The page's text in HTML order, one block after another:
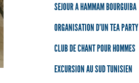
SEJOUR A HAMMAM BOURGUIBA
ORGANISATION D'UN TEA PARTY
CLUB DE CHANT POUR HOMMES
EXCURSION AU SUD TUNISIEN